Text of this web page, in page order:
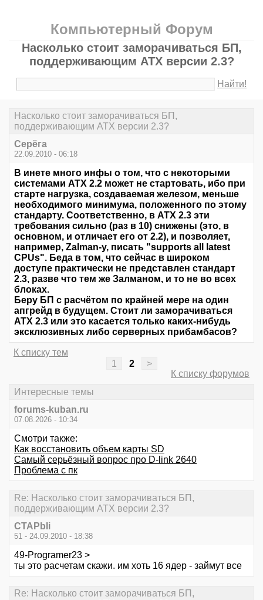
Компьютерный Форум
Насколько стоит заморачиваться БП,
поддерживающим ATX версии 2.3?
Найти!
Насколько стоит заморачиваться БП,
поддерживающим ATX версии 2.3?
Серёга
22.09.2010 - 06:18
В инете много инфы о том, что с некоторыми
системами ATX 2.2 может не стартовать, ибо при
старте нагрузка, создаваемая железом, меньше
необходимого минимума, положенного по этому
стандарту. Соответственно, в ATX 2.3 эти
требования сильно (раз в 10) снижены (это, в
основном, и отличает его от 2.2), и позволяет,
например, Zalman-у, писать "supports all latest
CPUs". Беда в том, что сейчас в широком
доступе практически не представлен стандарт
2.3, разве что тем же Залманом, и то не во всех
блоках.
Беру БП с расчётом по крайней мере на один
апгрейд в будущем. Стоит ли заморачиваться
ATX 2.3 или это касается только каких-нибудь
эксклюзивных либо серверных прибамбасов?
К списку тем
1
2
>
К списку форумов
Интересные темы
forums-kuban.ru
07.08.2026 - 10:34
Смотри также:
Как восстановить объем карты SD
Самый серьёзный вопрос про D-link 2640
Проблема с пк
Re: Насколько стоит заморачиваться БП,
поддерживающим ATX версии 2.3?
CTAPbIi
51 - 24.09.2010 - 18:38
49-Programer23 >
ты это расчетам скажи. им хоть 16 ядер - займут все
Re: Насколько стоит заморачиваться БП,